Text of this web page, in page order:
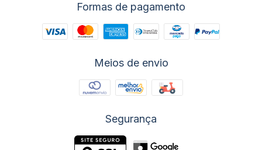
Formas de pagamento
Meios de envio
Segurança